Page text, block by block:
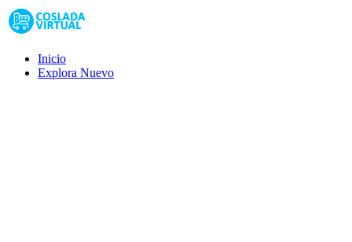
Inicio
Explora Nuevo